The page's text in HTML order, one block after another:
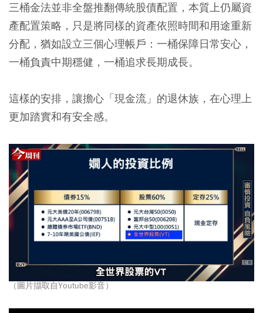
三桶金法並非全盤推翻傳統股債配置，本質上仍屬資
產配置策略，只是將同樣的資產依照時間和用途重新
分配，猶如設立三個心理帳戶： 一桶保障日常安心，
一桶負責中期穩健，一桶追求長期成長。
這樣的安排，讓擔心「現金流」的退休族，在心理上
更加踏實和有安全感。
（圖片擷取自Youtube影音）